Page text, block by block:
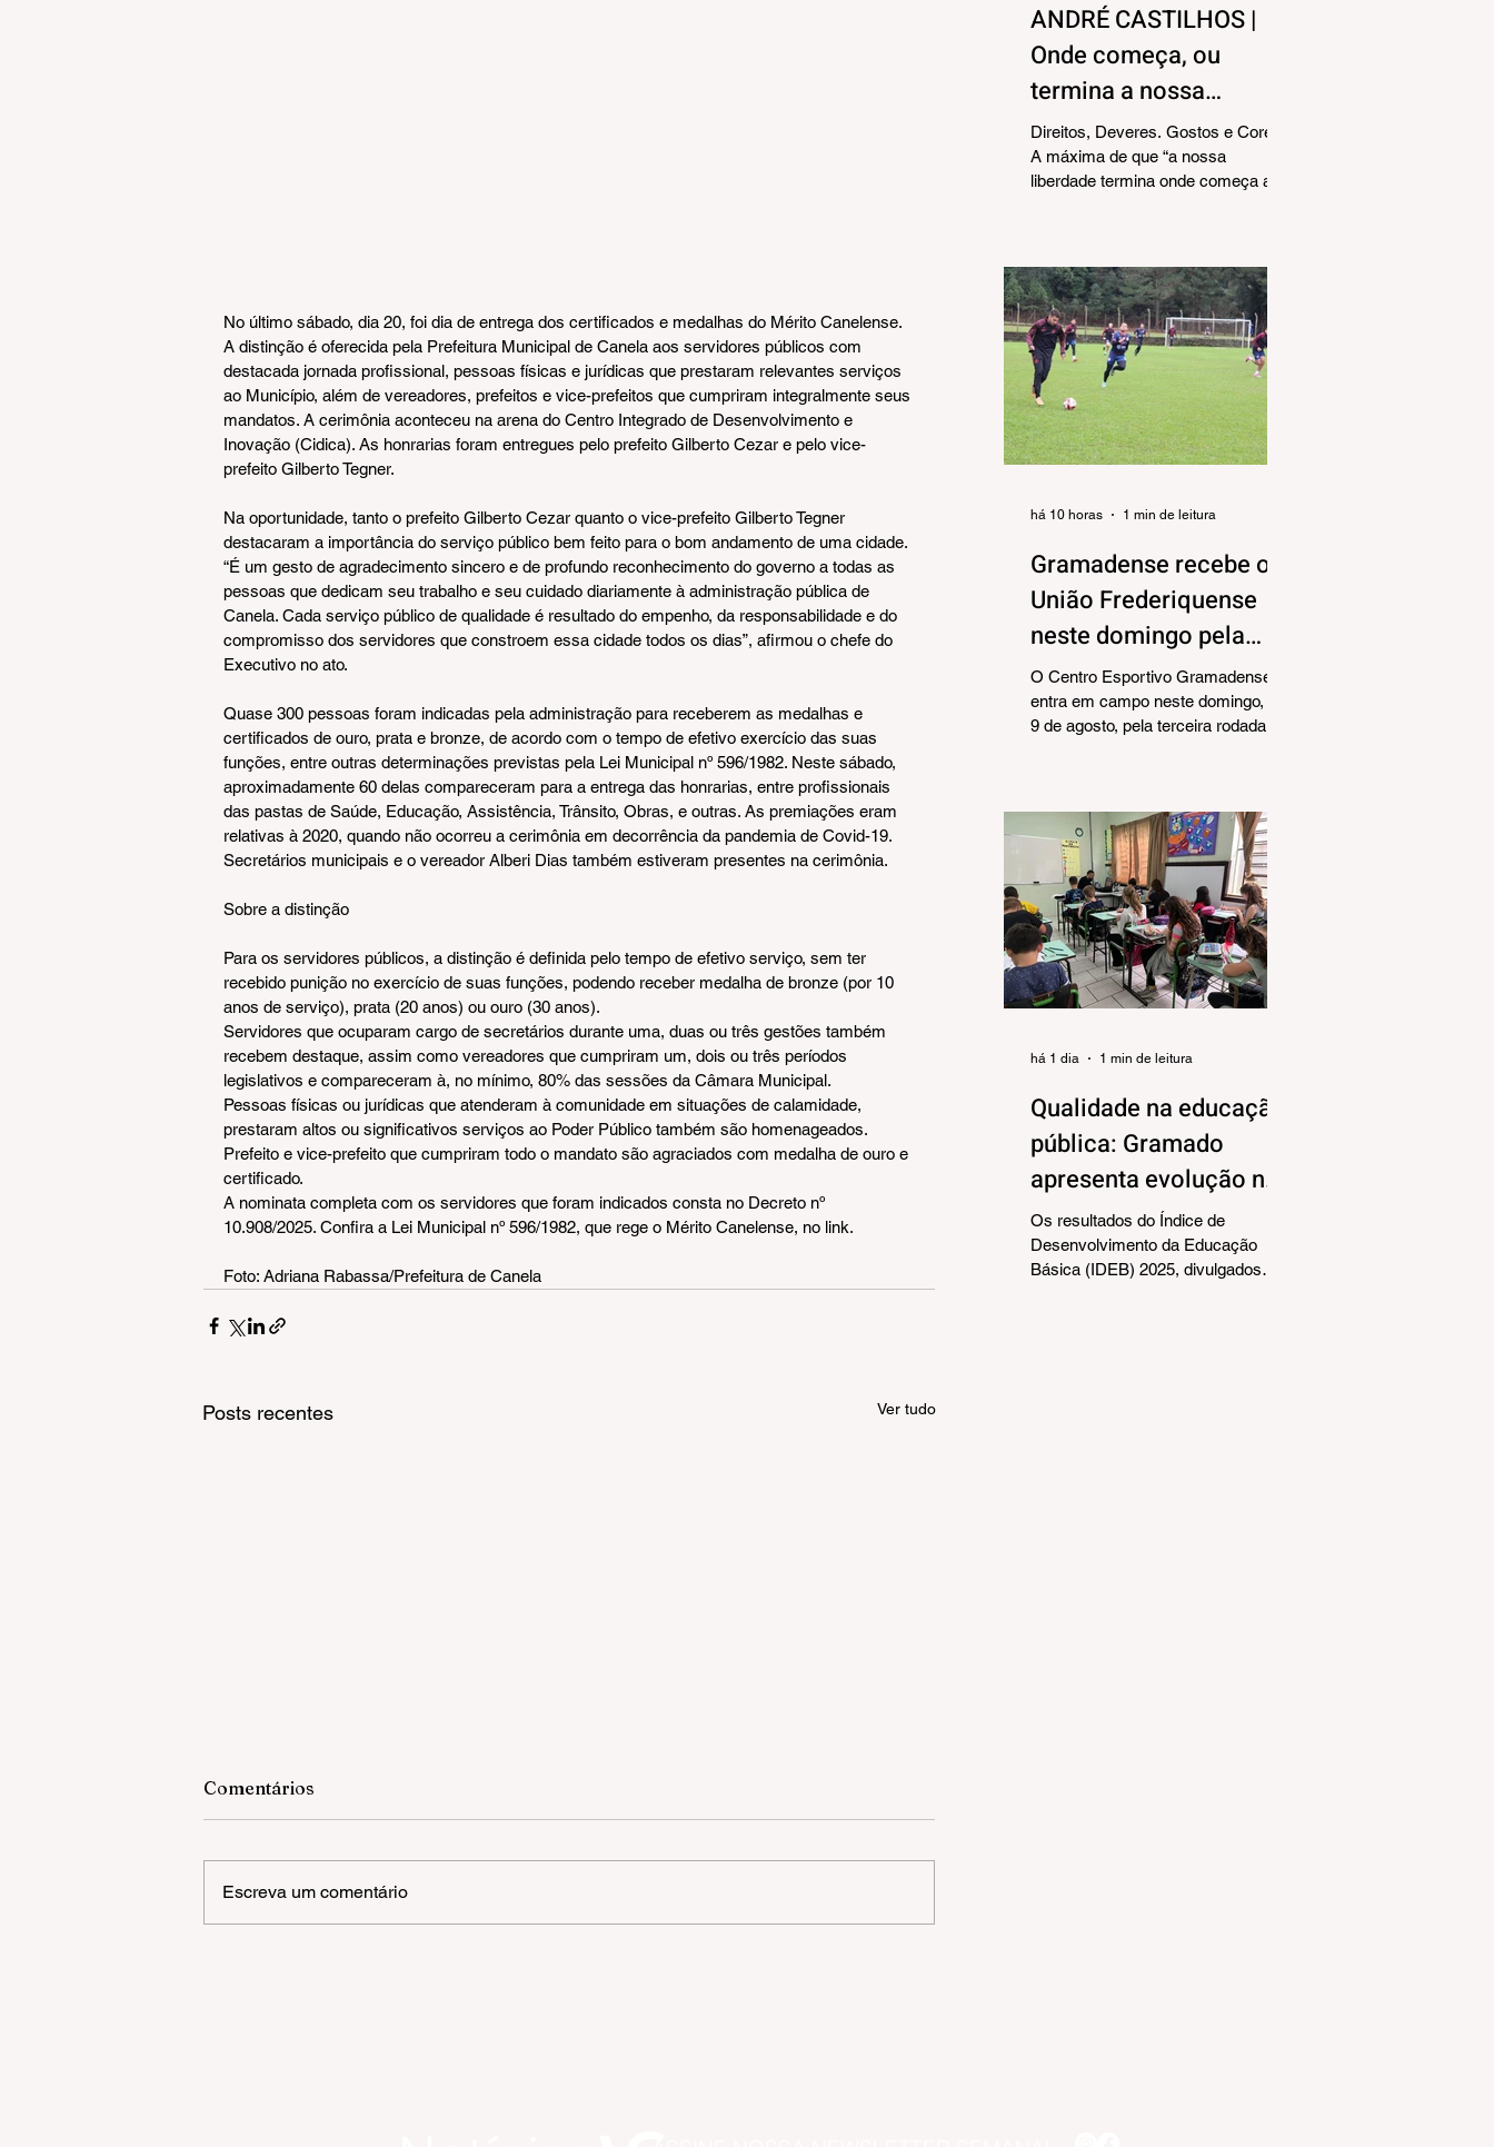
No último sábado, dia 20, foi dia de entrega dos certificados e medalhas do Mérito Canelense.
A distinção é oferecida pela Prefeitura Municipal de Canela aos servidores públicos com
destacada jornada profissional, pessoas físicas e jurídicas que prestaram relevantes serviços
ao Município, além de vereadores, prefeitos e vice-prefeitos que cumpriram integralmente seus
mandatos. A cerimônia aconteceu na arena do Centro Integrado de Desenvolvimento e
Inovação (Cidica). As honrarias foram entregues pelo prefeito Gilberto Cezar e pelo vice-
prefeito Gilberto Tegner.
Na oportunidade, tanto o prefeito Gilberto Cezar quanto o vice-prefeito Gilberto Tegner
destacaram a importância do serviço público bem feito para o bom andamento de uma cidade.
“É um gesto de agradecimento sincero e de profundo reconhecimento do governo a todas as
pessoas que dedicam seu trabalho e seu cuidado diariamente à administração pública de
Canela. Cada serviço público de qualidade é resultado do empenho, da responsabilidade e do
compromisso dos servidores que constroem essa cidade todos os dias”, afirmou o chefe do
Executivo no ato.
Quase 300 pessoas foram indicadas pela administração para receberem as medalhas e
certificados de ouro, prata e bronze, de acordo com o tempo de efetivo exercício das suas
funções, entre outras determinações previstas pela Lei Municipal nº 596/1982. Neste sábado,
aproximadamente 60 delas compareceram para a entrega das honrarias, entre profissionais
das pastas de Saúde, Educação, Assistência, Trânsito, Obras, e outras. As premiações eram
relativas à 2020, quando não ocorreu a cerimônia em decorrência da pandemia de Covid-19.
Secretários municipais e o vereador Alberi Dias também estiveram presentes na cerimônia.
Sobre a distinção
Para os servidores públicos, a distinção é definida pelo tempo de efetivo serviço, sem ter
recebido punição no exercício de suas funções, podendo receber medalha de bronze (por 10
anos de serviço), prata (20 anos) ou ouro (30 anos).
Servidores que ocuparam cargo de secretários durante uma, duas ou três gestões também
recebem destaque, assim como vereadores que cumpriram um, dois ou três períodos
legislativos e compareceram à, no mínimo, 80% das sessões da Câmara Municipal.
Pessoas físicas ou jurídicas que atenderam à comunidade em situações de calamidade,
prestaram altos ou significativos serviços ao Poder Público também são homenageados.
Prefeito e vice-prefeito que cumpriram todo o mandato são agraciados com medalha de ouro e
certificado.
A nominata completa com os servidores que foram indicados consta no Decreto nº
10.908/2025. Confira a Lei Municipal nº 596/1982, que rege o Mérito Canelense, no link.
Foto: Adriana Rabassa/Prefeitura de Canela
Posts recentes Ver tudo
Comentários
Escreva um comentário
ANDRÉ CASTILHOS |
Onde começa, ou
termina a nossa
liberdade?
Direitos, Deveres. Gostos e Cores.
A máxima de que “a nossa
liberdade termina onde começa a do
esquecida na pressa do dia a dia.
Precisamos, urgentemente,
resgatar esse conceito para nossas
reflexões e ensinamentos diários.
Afinal, viver em sociedade exige
muito mais do que apenas
compartilhar o mesmo espaço.
Exige o exercício constante do
Gramadense recebe o
União Frederiquense
neste domingo pela
Série A2
O Centro Esportivo Gramadense
entra em campo neste domingo, dia
9 de agosto, pela terceira rodada do
Vila Olímpica e conta com o apoio
do torcedor na busca pela segunda
vitória consecutiva na competição.
O Gramadense chega embalado
após conquistar seus primeiros três
pontos na Série A2. Na noite da
última quinta-feira, a equipe foi até
Passo Fundo e venceu o Gaúcho
há 10 horas 1 min de leitura
Qualidade na educação
pública: Gramado
apresenta evolução no
IDEB 2025
Os resultados do Índice de
Desenvolvimento da Educação
Básica (IDEB) 2025, divulgados
há 1 dia 1 min de leitura